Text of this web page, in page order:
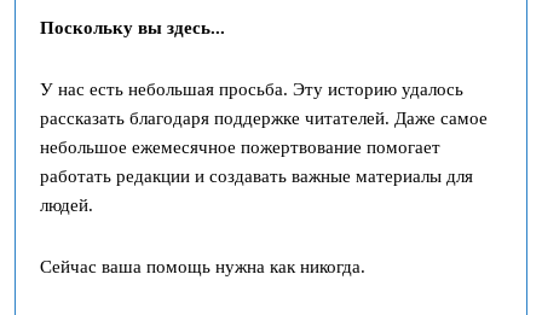
Поскольку вы здесь...
У нас есть небольшая просьба. Эту историю удалось
рассказать благодаря поддержке читателей. Даже самое
небольшое ежемесячное пожертвование помогает
работать редакции и создавать важные материалы для
людей.
Сейчас ваша помощь нужна как никогда.